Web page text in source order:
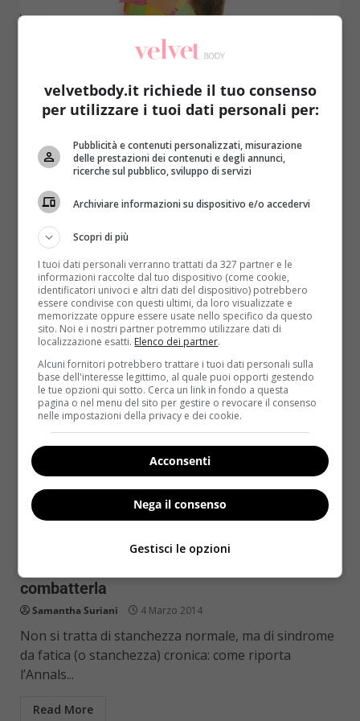
Salute
Sindrome da burnout: cos’è e come si
supera l’esaurimento nervoso causato dal
lavoro
Redazione
La Sindrome da Burnout, letteralmente “scoppiato”,
“bruciato”, è una malattia da eccesso di stress che
colpisce sorpattutto...
Read More
combatterla
Samantha Suriani 4 Marzo 2014
Non si tratta di stanchezza normale, ma di sindrome
da fatica (o stanchezza) cronica: come riporta
l’Annals...
Read More
velvetbody.it richiede il tuo consenso
per utilizzare i tuoi dati personali per:
Pubblicità e contenuti personalizzati, misurazione
delle prestazioni dei contenuti e degli annunci,
ricerche sul pubblico, sviluppo di servizi
Archiviare informazioni su dispositivo e/o accedervi
Scopri di più
I tuoi dati personali verranno trattati da 327 partner e le
informazioni raccolte dal tuo dispositivo (come cookie,
identificatori univoci e altri dati del dispositivo) potrebbero
essere condivise con questi ultimi, da loro visualizzate e
memorizzate oppure essere usate nello specifico da questo
sito. Noi e i nostri partner potremmo utilizzare dati di
localizzazione esatti. Elenco dei partner.
Alcuni fornitori potrebbero trattare i tuoi dati personali sulla
base dell'interesse legittimo, al quale puoi opporti gestendo
le tue opzioni qui sotto. Cerca un link in fondo a questa
pagina o nel menu del sito per gestire o revocare il consenso
nelle impostazioni della privacy e dei cookie.
Acconsenti
Nega il consenso
Gestisci le opzioni